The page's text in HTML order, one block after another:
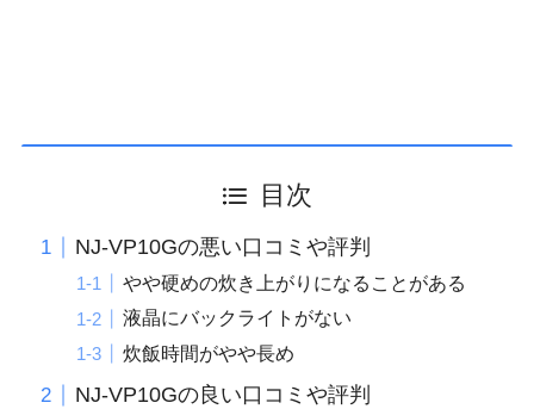
目次
NJ-VP10Gの悪い口コミや評判
やや硬めの炊き上がりになることがある
液晶にバックライトがない
炊飯時間がやや長め
NJ-VP10Gの良い口コミや評判